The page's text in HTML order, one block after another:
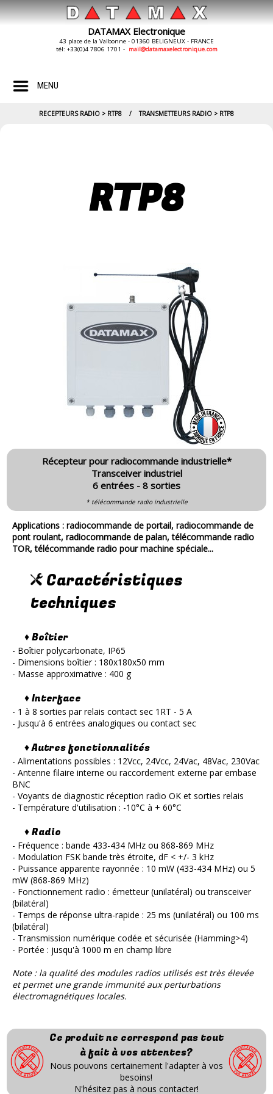
DATAMAX Electronique
43 place de la Valbonne - 01360 BELIGNEUX - FRANCE
tél: +33(0)4 7806 1701 - mail@datamaxelectronique.com
MENU
RECEPTEURS RADIO > RTP8 / TRANSMETTEURS RADIO > RTP8
RTP8
Récepteur pour radiocommande industrielle*
Transceiver industriel
6 entrées - 8 sorties
* télécommande radio industrielle
Applications : radiocommande de portail, radiocommande de
pont roulant, radiocommande de palan, télécommande radio
TOR, télécommande radio pour machine spéciale...
Caractéristiques
techniques
♦ Boîtier
- Boîtier polycarbonate, IP65
- Dimensions boîtier : 180x180x50 mm
- Masse approximative : 400 g
♦ Interface
- 1 à 8 sorties par relais contact sec 1RT - 5 A
- Jusqu'à 6 entrées analogiques ou contact sec
♦ Autres fonctionnalités
- Alimentations possibles : 12Vcc, 24Vcc, 24Vac, 48Vac, 230Vac
- Antenne filaire interne ou raccordement externe par embase
BNC
- Voyants de diagnostic réception radio OK et sorties relais
- Température d'utilisation : -10°C à + 60°C
♦ Radio
- Fréquence : bande 433-434 MHz ou 868-869 MHz
- Modulation FSK bande très étroite, dF < +/- 3 kHz
- Puissance apparente rayonnée : 10 mW (433-434 MHz) ou 5
mW (868-869 MHz)
- Fonctionnement radio : émetteur (unilatéral) ou transceiver
(bilatéral)
- Temps de réponse ultra-rapide : 25 ms (unilatéral) ou 100 ms
(bilatéral)
- Transmission numérique codée et sécurisée (Hamming>4)
- Portée : jusqu'à 1000 m en champ libre
Note : la qualité des modules radios utilisés est très élevée
et permet une grande immunité aux perturbations
électromagnétiques locales.
Ce produit ne correspond pas tout
à fait à vos attentes?
Nous pouvons certainement l'adapter à vos
besoins!
N'hésitez pas à nous contacter!